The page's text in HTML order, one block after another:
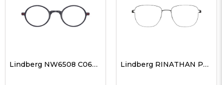
Lindberg NW6508 C06U33 44 Unisex Optik Gözlükler Lindberg RINATHAN PU9 54 Unisex Optik Gözlükler